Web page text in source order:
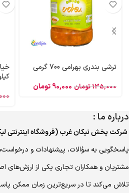
ترشی بندری بهرامی 700 گرمی
135,000تومان 90,000تومان
درباره ما :
شرکت پخش نیکان غرب (فروشگاه اینترنتی
پاسخگویی به سؤالات، پیشنهادات و
مشتریان و همکاران تجاری یکی از ارزش‌های
تلاش می‌کند تا در سریع‌ترین زمان ممکن